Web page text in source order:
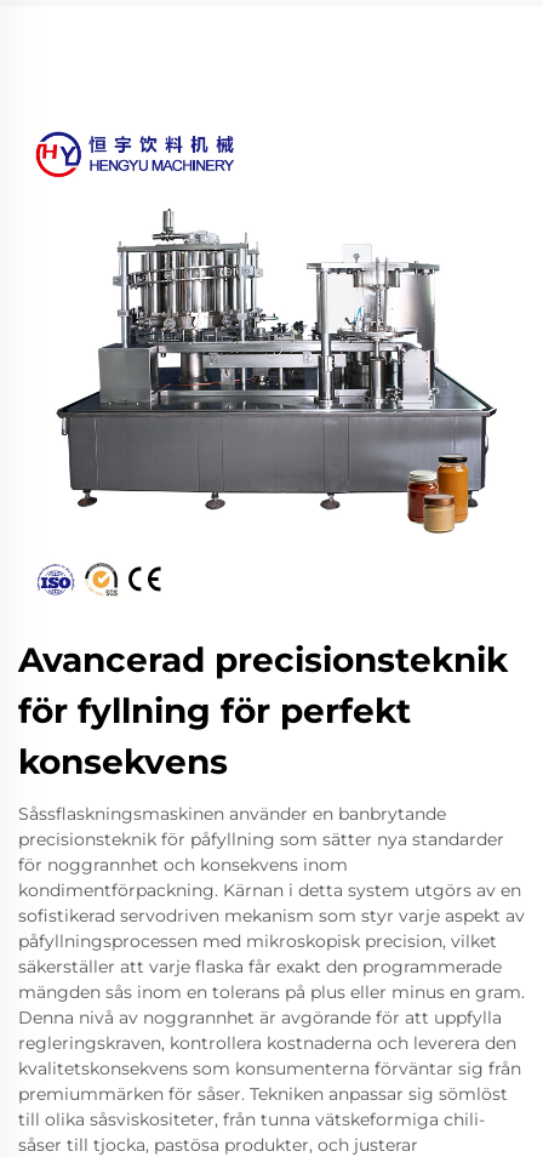
Avancerad precisionsteknik
för fyllning för perfekt
konsekvens
Såssflaskningsmaskinen använder en banbrytande
precisionsteknik för påfyllning som sätter nya standarder
för noggrannhet och konsekvens inom
kondimentförpackning. Kärnan i detta system utgörs av en
sofistikerad servodriven mekanism som styr varje aspekt av
påfyllningsprocessen med mikroskopisk precision, vilket
säkerställer att varje flaska får exakt den programmerade
mängden sås inom en tolerans på plus eller minus en gram.
Denna nivå av noggrannhet är avgörande för att uppfylla
regleringskraven, kontrollera kostnaderna och leverera den
kvalitetskonsekvens som konsumenterna förväntar sig från
premiummärken för såser. Tekniken anpassar sig sömlöst
till olika såsviskositeter, från tunna vätskeformiga chili-
såser till tjocka, pastösa produkter, och justerar